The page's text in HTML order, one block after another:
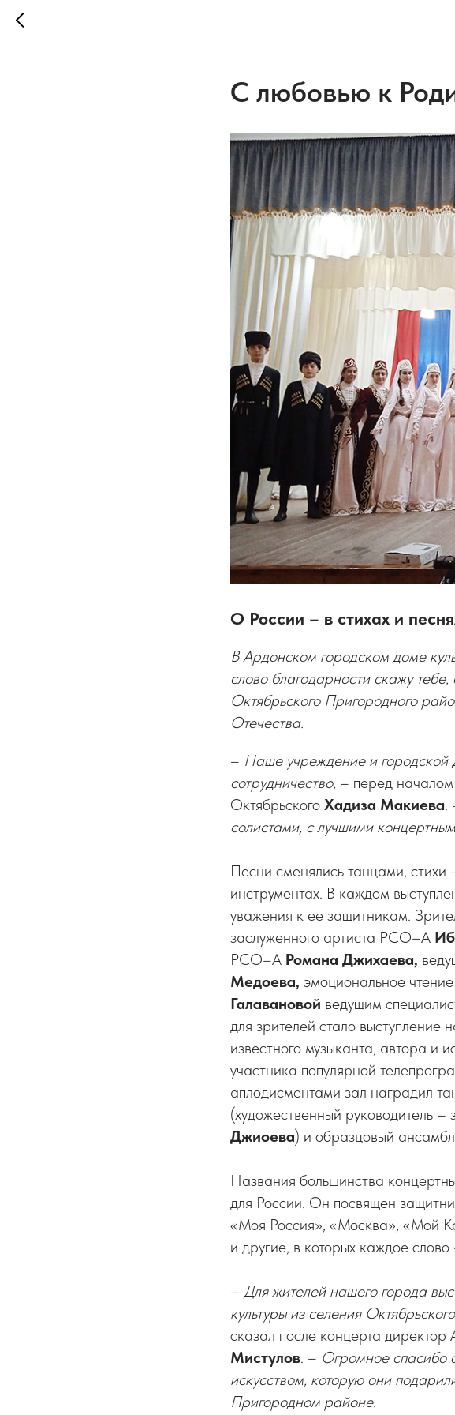
С любовью к
О России – в стихах и
В Ардонском городском доме
слово благодарности скажу
Октябрьского Пригородного
Отечества.
– Наше учреждение и городской
сотрудничество, – перед началом
Октябрьского Хадиза Макиева.
солистами, с лучшими
Песни сменялись танцами,
инструментах. В каждом
уважения к ее защитникам.
заслуженного артиста РСО–А
РСО–А Романа Джихаева,
Медоева, эмоциональное
Галавановой ведущим
для зрителей стало
известного музыканта, автора и
участника популярной
аплодисментами зал наградил
(художественный руководитель
Джиоева) и образцовый
Названия большинства
для России. Он посвящен
«Моя Россия», «Москва», «Мой
и другие, в которых каждое
– Для жителей нашего города
культуры из селения
сказал после концерта директор
Мистулов. – Огромное спасибо
искусством, которую они
Пригородном районе.